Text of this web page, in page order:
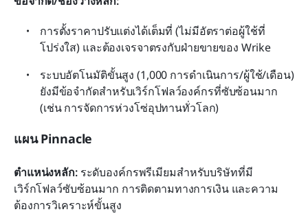
การตั้งราคาปรับแต่งได้เต็มที่ (ไม่มีอัตราต่อผู้ใช้ที่
โปร่งใส) และต้องเจรจาตรงกับฝ่ายขายของ Wrike
ระบบอัตโนมัติขั้นสูง (1,000 การดำเนินการ/ผู้ใช้/เดือน)
ยังมีข้อจำกัดสำหรับเวิร์กโฟลว์องค์กรที่ซับซ้อนมาก
(เช่น การจัดการห่วงโซ่อุปทานทั่วโลก)
แผน Pinnacle
ตำแหน่งหลัก: ระดับองค์กรพรีเมียมสำหรับบริษัทที่มี
เวิร์กโฟลว์ซับซ้อนมาก การติดตามทางการเงิน และความ
ต้องการวิเคราะห์ขั้นสูง